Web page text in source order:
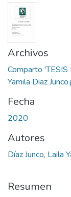
Archivos
Comparto
Yamila Diaz
Fecha
2020
Autores
Díaz Junco, Laila
Resumen